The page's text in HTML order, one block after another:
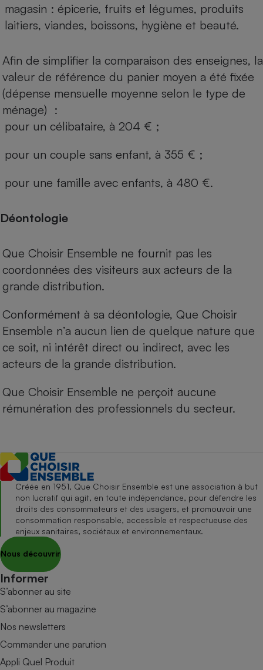
magasin : épicerie, fruits et légumes, produits
laitiers, viandes, boissons, hygiène et beauté.
Afin de simplifier la comparaison des enseignes, la
valeur de référence du panier moyen a été fixée
(dépense mensuelle moyenne selon le type de
ménage) :
pour un célibataire, à 204 € ;
pour un couple sans enfant, à 355 € ;
pour une famille avec enfants, à 480 €.
Déontologie
Que Choisir Ensemble ne fournit pas les
coordonnées des visiteurs aux acteurs de la
grande distribution.
Conformément à sa déontologie, Que Choisir
Ensemble n’a aucun lien de quelque nature que
ce soit, ni intérêt direct ou indirect, avec les
acteurs de la grande distribution.
Que Choisir Ensemble ne perçoit aucune
rémunération des professionnels du secteur.
Créée en 1951, Que Choisir Ensemble est une association à but
non lucratif qui agit, en toute indépendance, pour défendre les
droits des consommateurs et des usagers, et promouvoir une
consommation responsable, accessible et respectueuse des
enjeux sanitaires, sociétaux et environnementaux.
Nous découvrir
Informer
S’abonner au site
S’abonner au magazine
Nos newsletters
Commander une parution
Appli Quel Produit